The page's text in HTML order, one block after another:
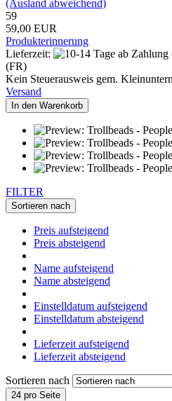
(Ausland abweichend)
59
59,00 EUR
Produkterinnerung
Lieferzeit:
(FR)
Kein Steuerausweis gem.
Versand
In den Warenkorb
FILTER
Sortieren nach
Preis aufsteigend
Preis absteigend
Name aufsteigend
Name absteigend
Einstelldatum aufsteigend
Einstelldatum absteigend
Lieferzeit aufsteigend
Lieferzeit absteigend
Sortieren nach
24 pro Seite